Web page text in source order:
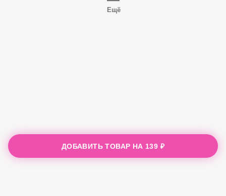
ДОБАВИТЬ ТОВАР НА 139 ₽
Ещё